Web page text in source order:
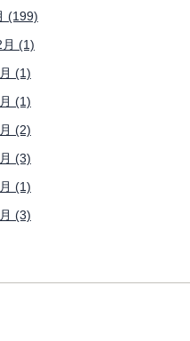
(199)
(1)
(1)
(1)
(2)
(3)
(1)
(3)